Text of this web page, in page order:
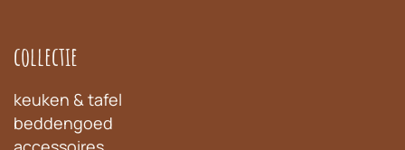
collectie
keuken & tafel
beddengoed